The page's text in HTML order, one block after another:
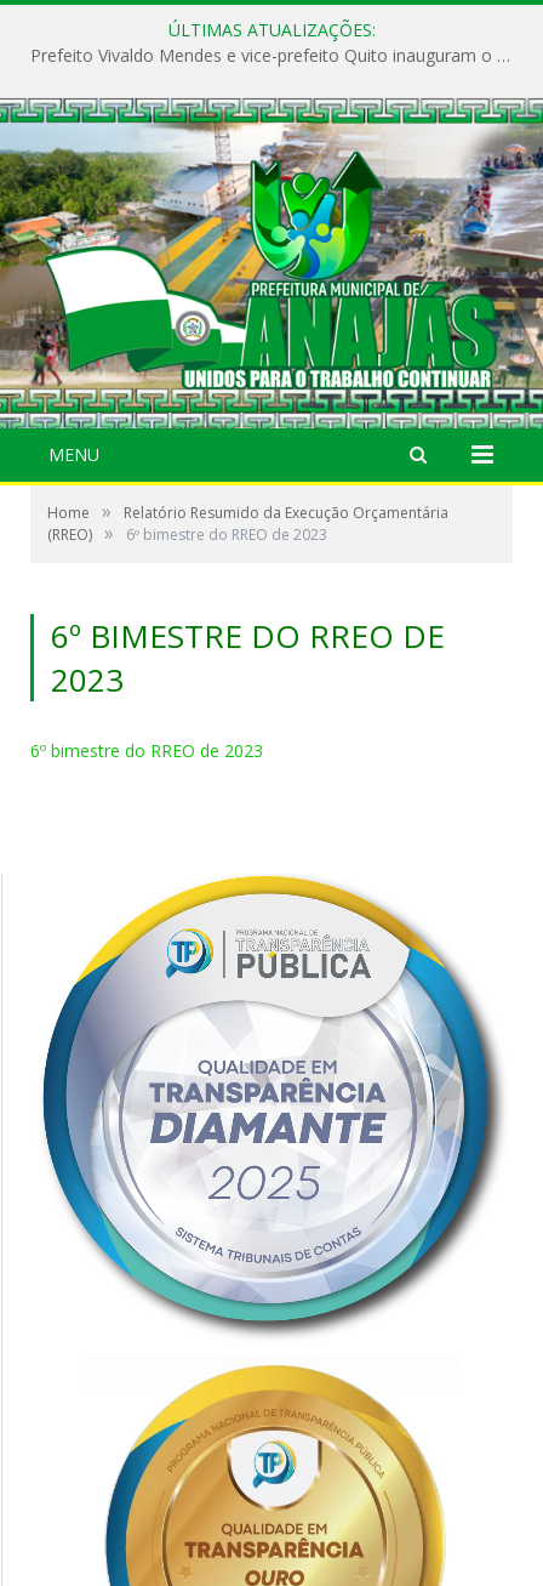
ÚLTIMAS ATUALIZAÇÕES:
Prefeito Vivaldo Mendes e vice-prefeito Quito inauguram o CAPS e fortalecem a saúde pública em Anajás.
MENU
Home »
Relatório Resumido da Execução Orçamentária
(RREO) » 6º bimestre do RREO de 2023
6º BIMESTRE DO RREO DE
2023
6º bimestre do RREO de 2023